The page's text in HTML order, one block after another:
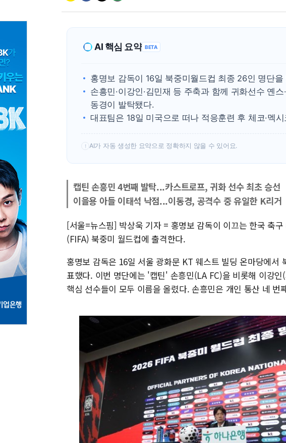
뉴
AI 핵심 요약 BETA
홍명보 감독이 16일 북중미월드컵 최종 26인 명단을
손흥민·이강인·김민재 등 주축과 함께 귀화선수 옌
동경이 발탁됐다.
대표팀은 18일 미국으로 떠나 적응훈련 후 체코·멕
! AI가 자동 생성한 요약으로 정확하지 않을 수 있어요.
캡틴 손흥민 4번째 발탁...카스트로프, 귀화 선수 최초 승선
이을용 아들 이태석 낙점...이동경, 공격수 중 유일한 K리거
[서울=뉴스핌] 박상욱 기자 = 홍명보 감독이 이끄는 한국 축
(FIFA) 북중미 월드컵에 출격한다.
홍명보 감독은 16일 서울 광화문 KT 웨스트 빌딩 온마당에서
표했다. 이번 명단에는 '캡틴' 손흥민(LA FC)을 비롯해 이강
핵심 선수들이 모두 이름을 올렸다. 손흥민은 개인 통산 네 번